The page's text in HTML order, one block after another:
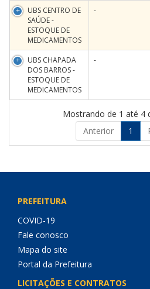
UBS CENTRO DE
SAÚDE -
ESTOQUE DE
MEDICAMENTOS
-
UBS CHAPADA
DOS BARROS -
ESTOQUE DE
MEDICAMENTOS
-
Mostrando de 1 até 4
Anterior
1
PREFEITURA
COVID-19
Fale conosco
Mapa do site
Portal da Prefeitura
LICITAÇÕES E CONTRATOS